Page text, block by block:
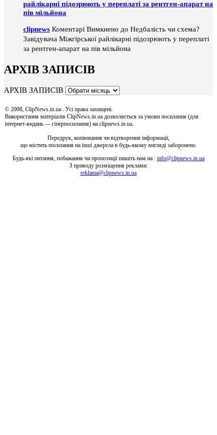
райлікарні підозрюють у переплаті за рентген-апарат на
пів мільйона
clipnews Коментарі Вимкнено до Недбалість чи схема?
Завідувача Міжгірської райлікарні підозрюють у переплаті
за рентген-апарат на пів мільйона
АРХІВ ЗАПИСІВ
АРХІВ ЗАПИСІВ
© 2008, ClipNews.in.ua . Усі права захищені.
Використання матеріалів ClipNews.in.ua дозволяється за умови посилання (для
інтернет-видань — гіперпосилання) на clipnews.in.ua.
Передрук, копіювання чи відтворення інформації,
що містить посилання на інші джерела в будь-якому вигляді заборонено.
Будь-які питання, побажання чи пропозиції пишіть нам на : info@clipnews.in.ua
З приводу розміщення реклами:
reklama@clipnews.in.ua